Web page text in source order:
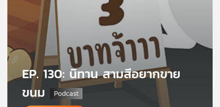
เครือ
ข่าย EP. 130: นิทาน สามสีอยากขาย
ขนม